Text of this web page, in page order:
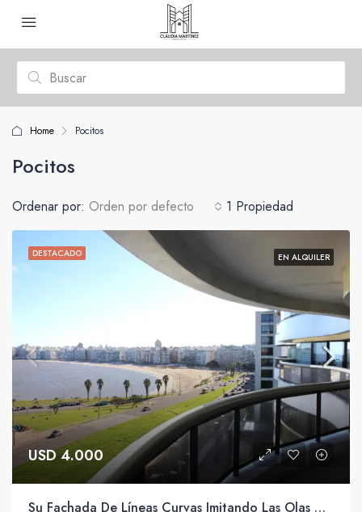
Home Pocitos
Pocitos
1 Propiedad
Ordenar por: Orden por defecto
DESTACADO EN ALQUILER
USD 4.000
Su Fachada De Líneas Curvas Imitando Las Olas Del Mar Es Uno De Los Edificios Mas Singulares De La Rambla De Pocitos.